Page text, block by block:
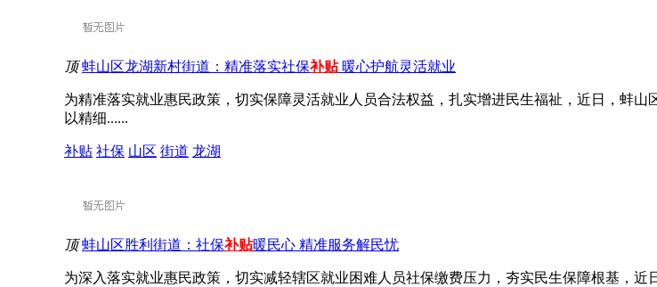
顶 蚌山区龙湖新村街道：精准落实社保补贴暖心护航灵活就业
为精准落实就业惠民政策，切实保障灵活就业人员合法权益，扎实增进民生福祉，近日，蚌
以精细......
补贴 社保 山区 街道 龙湖
顶 蚌山区胜利街道：社保补贴暖民心 精准服务解民忧
为深入落实就业惠民政策，切实减轻辖区就业困难人员社保缴费压力，夯实民生保障根基，